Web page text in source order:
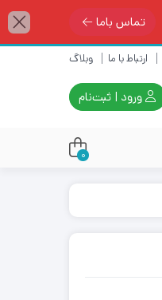
تماس باما
ارتباط با ما وبلاگ
ورود | ثبت‌نام
0